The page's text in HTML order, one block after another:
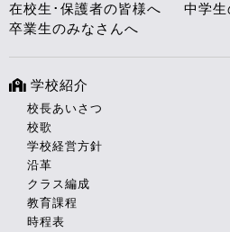
在校生･保護者の皆様へ
中学
卒業生のみなさんへ
学校紹介
校長あいさつ
校歌
学校経営方針
沿革
クラス編成
教育課程
時程表